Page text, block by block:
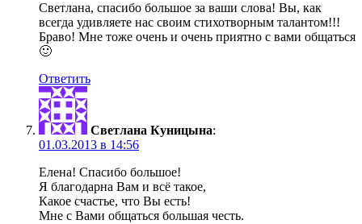
Светлана, спасибо большое за ваши слова! Вы, как
всегда удивляете нас своим стихотворным талантом!!!
Браво! Мне тоже очень и очень приятно с вами общаться
🙂
Ответить
Светлана Куницына:
01.03.2013 в 14:56
Елена! Спасибо большое!
Я благодарна Вам и всё такое,
Какое счастье, что Вы есть!
Мне с Вами общаться большая честь.